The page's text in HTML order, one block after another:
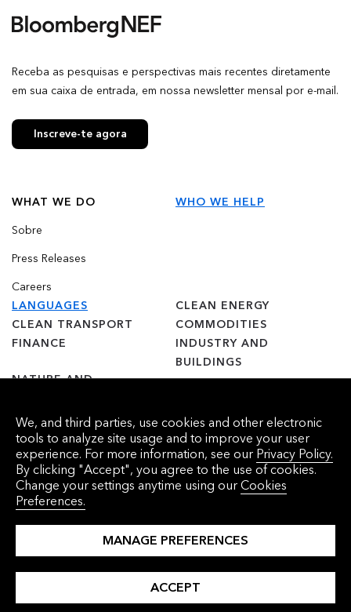
WHAT WE DO
Sobre
Press Releases
Careers
WHO WE HELP
LANGUAGES
CLEAN ENERGY
CLEAN TRANSPORT
COMMODITIES
FINANCE
INDUSTRY AND
BUILDINGS
NATURE AND
Receba as pesquisas e perspectivas mais recentes diretamente
em sua caixa de entrada, em nossa newsletter mensal por e-mail.
Inscreve-te agora
© 2025 Bloomberg Finance L.P. Todos os direitos reservados.
Cookie Preferences
We, and third parties, use cookies and other electronic
tools to analyze site usage and to improve your user
experience. For more information, see our Privacy Policy.
By clicking "Accept", you agree to the use of cookies.
Change your settings anytime using ourCookies
Preferences.
MANAGE PREFERENCES
ACCEPT